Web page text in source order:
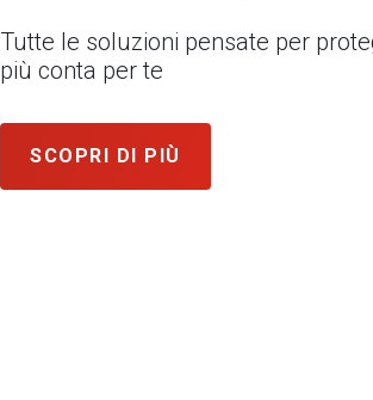
Tutte le soluzioni pensate per
più conta per te
SCOPRI DI PIÙ